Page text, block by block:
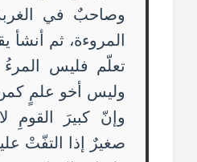
وصاحبٌ في
المروءة، ثم أنشأ
تعلّم فليس
وليس أخو علمٍ
وإنّ كبيرَ القومِ
صغيرٌ إذا التفّتْ